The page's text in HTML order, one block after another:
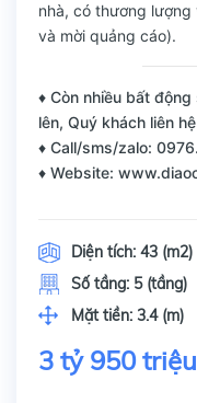
nhà, có thương
và mời quảng cáo).
♦ Còn nhiều bất
lên, Quý khách liên
♦ Call/sms/zalo:
♦ Website:
Diện tích: 43 (m2)
Số tầng: 5 (tầng)
Mặt tiền: 3.4 (m)
3 tỷ 950 triệu